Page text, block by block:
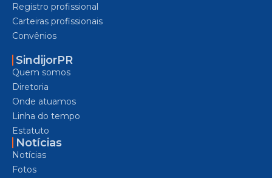
Registro profissional
Carteiras profissionais
Convênios
SindijorPR
Quem somos
Diretoria
Onde atuamos
Linha do tempo
Estatuto
Notícias
Notícias
Fotos